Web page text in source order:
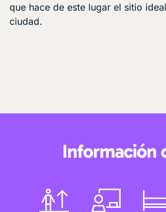
que hace de este lugar el sitio
ciudad.
Información